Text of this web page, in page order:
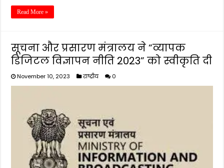
Read More »
सूचना और प्रसारण मंत्रालय ने “व्यापक
डिजिटल विज्ञापन नीति 2023” को स्वीकृति दी
November 10, 2023 राष्ट्रीय 0